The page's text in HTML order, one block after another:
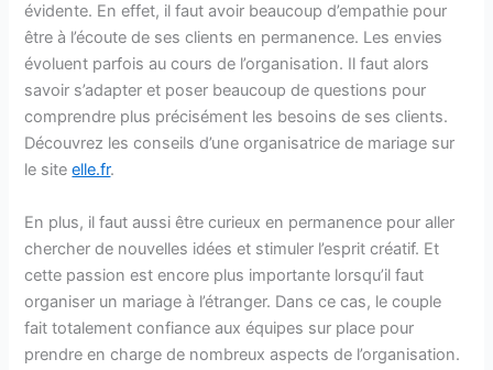
évidente. En effet, il faut avoir beaucoup d’empathie pour
être à l’écoute de ses clients en permanence. Les envies
évoluent parfois au cours de l’organisation. Il faut alors
savoir s’adapter et poser beaucoup de questions pour
comprendre plus précisément les besoins de ses clients.
Découvrez les conseils d’une organisatrice de mariage sur
le siteelle.fr.
En plus, il faut aussi être curieux en permanence pour aller
chercher de nouvelles idées et stimuler l’esprit créatif. Et
cette passion est encore plus importante lorsqu’il faut
organiser un mariage à l’étranger. Dans ce cas, le couple
fait totalement confiance aux équipes sur place pour
prendre en charge de nombreux aspects de l’organisation.